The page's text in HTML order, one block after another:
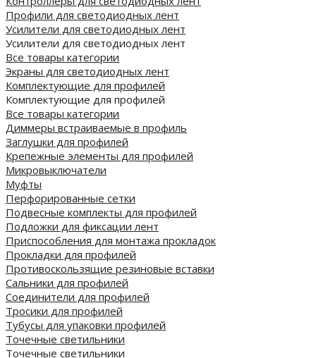
Профили для светодиодных лент
Усилители для светодиодных лент
Усилители для светодиодных лент
Все товары категории
Экраны для светодиодных лент
Комплектующие для профилей
Комплектующие для профилей
Все товары категории
Диммеры встраиваемые в профиль
Заглушки для профилей
Крепежные элементы для профилей
Микровыключатели
Муфты
Перфорированные сетки
Подвесные комплекты для профилей
Подложки для фиксации лент
Приспособления для монтажа прокладок
Прокладки для профилей
Противоскользящие резиновые вставки
Сальники для профилей
Соединители для профилей
Тросики для профилей
Тубусы для упаковки профилей
Точечные светильники
Точечные светильники